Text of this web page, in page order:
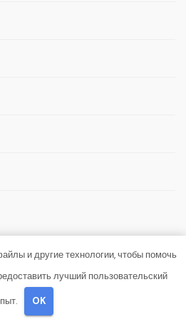
и другие технологии, чтобы помочь
лучший пользовательский
OK